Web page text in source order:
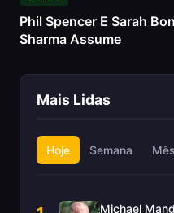
Phil Spencer E Sarah
Sharma Assume
Mais Lidas
Hoje Semana Mês
Michael